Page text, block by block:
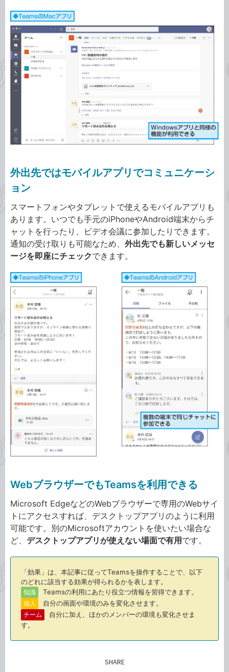
外出先ではモバイルアプリでコミュニケーシ
ョン
スマートフォンやタブレットで使えるモバイルアプリも
あります。いつでも手元のiPhoneやAndroid端末からチ
ャットを行ったり、ビデオ会議に参加したりできます。
通知の受け取りも可能なため、 外出先でも新しいメッセ
ージを即座にチェックできます。
WebブラウザーでもTeamsを利用できる
Microsoft EdgeなどのWebブラウザーで専用のWebサイ
トにアクセスすれば、デスクトップアプリのように利用
可能です。別のMicrosoftアカウントを使いたい場合な
ど、 デスクトップアプリが使えない場面で有用 です。
「効果」は、本記事に従ってTeamsを操作することで、以下
のどれに該当する効果が得られるかを表します。
知識 Teamsの利用にあたり役立つ情報を習得できます。
個人 自分の画面や環境のみを変化させます。
チーム
自分に加え、ほかのメンバーの環境も変化させま
す。
SHARE